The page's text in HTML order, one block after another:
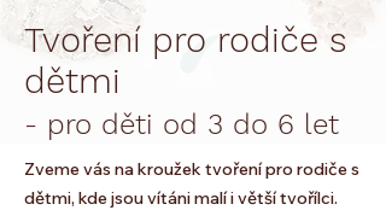
Tvoření pro rodiče s
dětmi
- pro děti od 3 do 6 let
Zveme vás na kroužek tvoření pro rodiče s
dětmi, kde jsou vítáni malí i větší tvořílci.